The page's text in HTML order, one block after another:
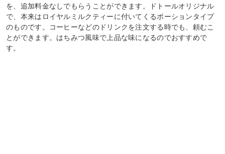
を、追加料金なしでもらうことができます。ドトールオリジナル
で、本来はロイヤルミルクティーに付いてくるポーションタイプ
のものです。コーヒーなどのドリンクを注文する時でも、頼むこ
とができます。はちみつ風味で上品な味になるのでおすすめで
す。